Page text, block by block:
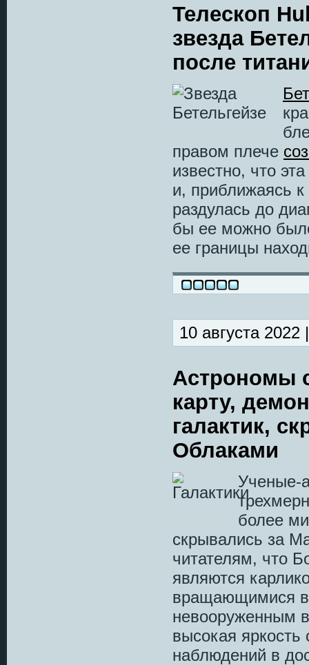
Телескоп
звезда
после
правом плече
известно, что
и, приближаясь
раздулась до
бы ее можно
ее границы
10 августа 2022
Астрономы
карту,
галактик,
Облаками
Ученые-
более
скрывались за
читателям, что
являются
вращающимися
невооруженным
высокая
наблюдений в